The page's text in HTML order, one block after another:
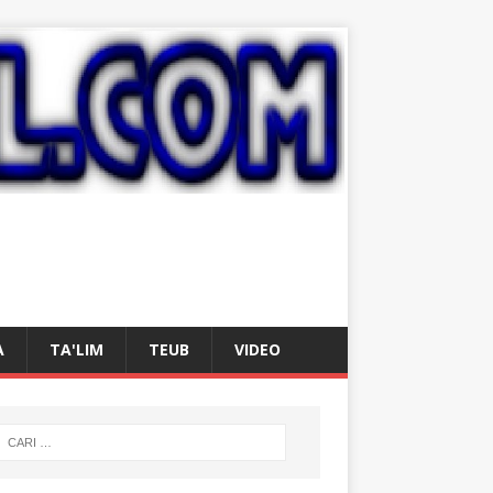
TA'LIM TEUB VIDEO